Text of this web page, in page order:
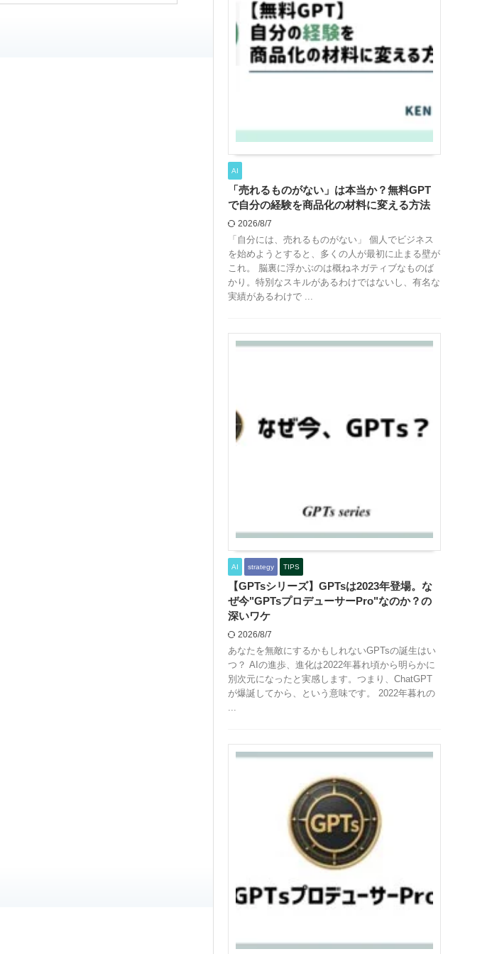
AI
「売れるものがない」は本当か？無料GPT
で自分の経験を商品化の材料に変える方法
2026/8/7
「自分には、売れるものがない」 個人でビジネス
を始めようとすると、多くの人が最初に止まる壁が
これ。 脳裏に浮かぶのは概ねネガティブなものば
かり。特別なスキルがあるわけではないし、有名な
実績があるわけで ...
AI strategy TIPS
【GPTsシリーズ】GPTsは2023年登場。な
ぜ今"GPTsプロデューサーPro"なのか？の
深いワケ
2026/8/7
あなたを無敵にするかもしれないGPTsの誕生はい
つ？ AIの進歩、進化は2022年暮れ頃から明らかに
別次元になったと実感します。つまり、ChatGPT
が爆誕してから、という意味です。 2022年暮れの
...